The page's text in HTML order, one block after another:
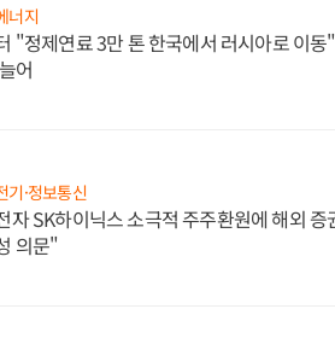
너지
"정제연료 3만 톤 한국에서 러시아로 이
어
기·정보통신
자 SK하이닉스 소극적 주주환원에 해외
의문"